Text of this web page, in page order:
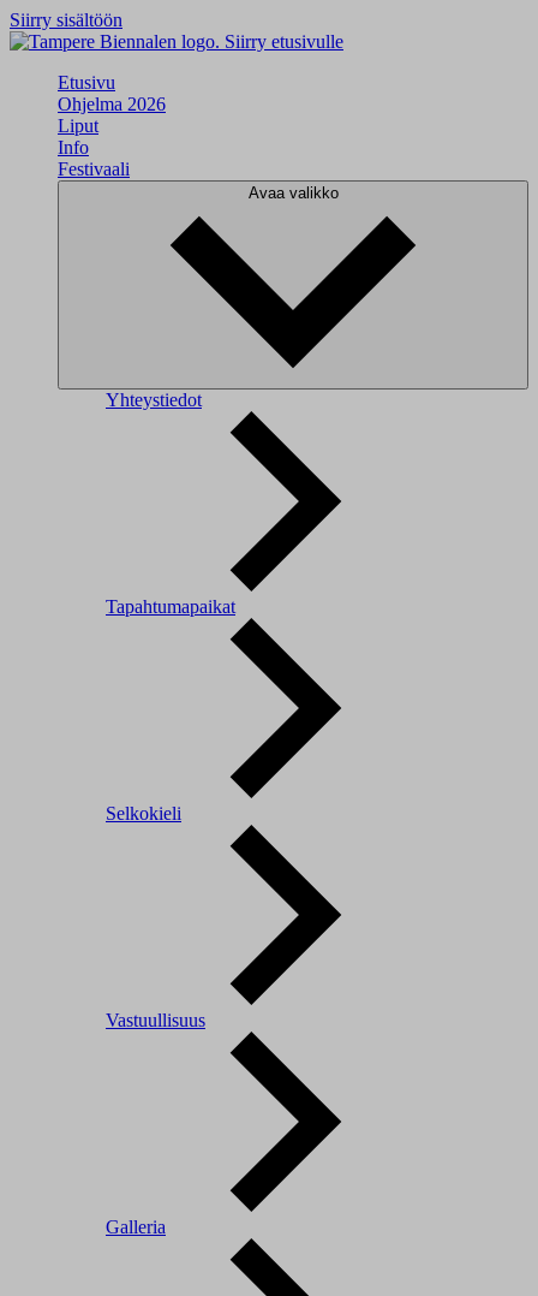
Siirry sisältöön
Siirry etusivulle
Etusivu
Ohjelma 2026
Liput
Info
Festivaali
Avaa valikko
Yhteystiedot
Tapahtumapaikat
Selkokieli
Vastuullisuus
Galleria